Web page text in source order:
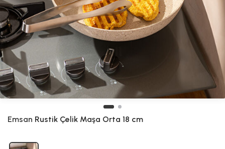
Emsan Rustik Çelik Maşa Orta 18 cm